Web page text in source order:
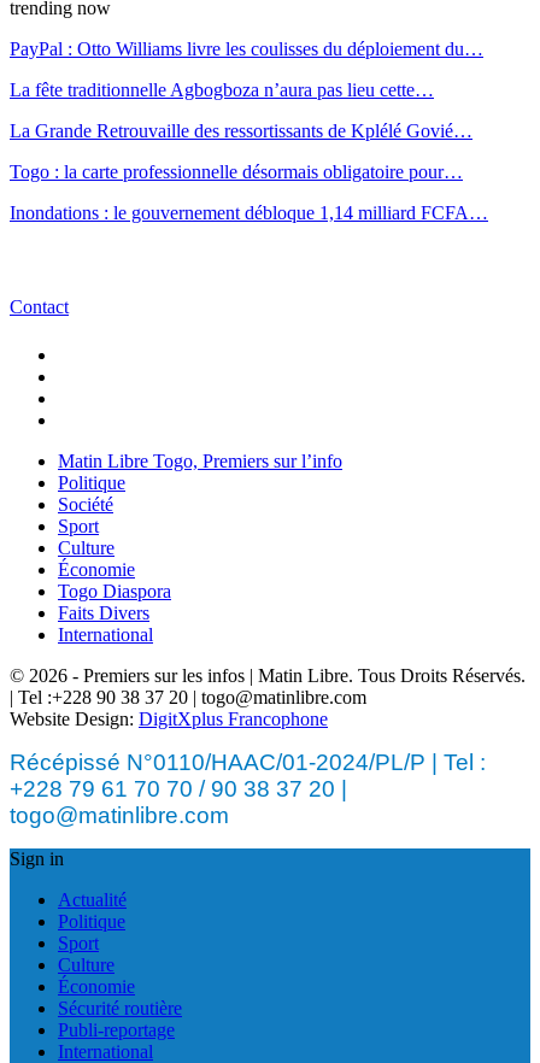
trending now
PayPal : Otto Williams livre les coulisses du déploiement du…
La fête traditionnelle Agbogboza n’aura pas lieu cette…
La Grande Retrouvaille des ressortissants de Kplélé Govié…
Togo : la carte professionnelle désormais obligatoire pour…
Inondations : le gouvernement débloque 1,14 milliard FCFA…
Contact
Matin Libre Togo, Premiers sur l’info
Politique
Société
Sport
Culture
Économie
Togo Diaspora
Faits Divers
International
© 2026 - Premiers sur les infos | Matin Libre. Tous Droits Réservés.
| Tel :+228 90 38 37 20 | togo@matinlibre.com
Website Design: DigitXplus Francophone
Récépissé N°0110/HAAC/01-2024/PL/P | Tel :
+228 79 61 70 70 / 90 38 37 20 |
togo@matinlibre.com
Sign in
Actualité
Politique
Sport
Culture
Économie
Sécurité routière
Publi-reportage
International